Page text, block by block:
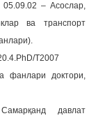
– Асослар,
ва транспорт
Т2007
фанлари доктори,
давлат